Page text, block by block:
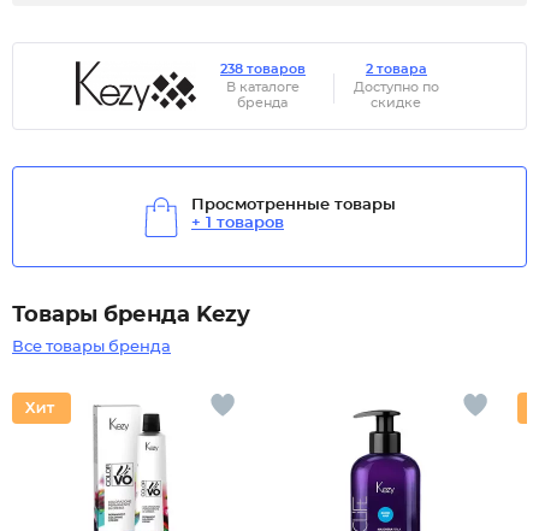
238 товаров
В каталоге
бренда
2 товара
Доступно по
скидке
Просмотренные товары
+ 1 товаров
Товары бренда Kezy
Все товары бренда